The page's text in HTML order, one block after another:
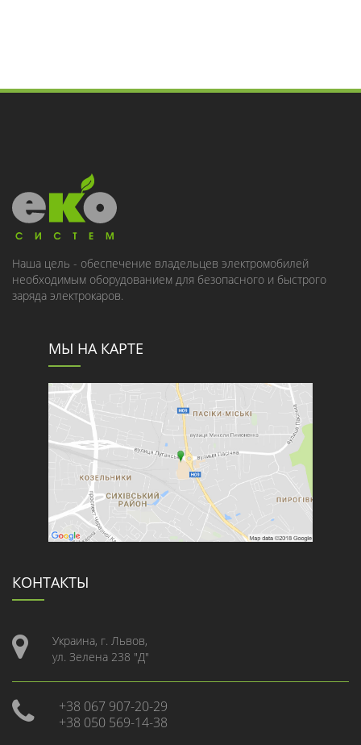
Наша цель - обеспечение владельцев электромобилей
необходимым оборудованием для безопасного и быстрого
заряда электрокаров.
МЫ НА КАРТЕ
КОНТАКТЫ
Украина, г. Львов,
ул. Зелена 238 "Д"
+38 067 907-20-29
+38 050 569-14-38